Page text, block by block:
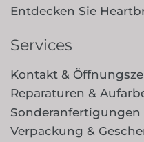
Entdecken Sie
Services
Kontakt &
Reparaturen &
Verpackung &